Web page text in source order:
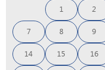
1 2
7 8 9
14 15 16